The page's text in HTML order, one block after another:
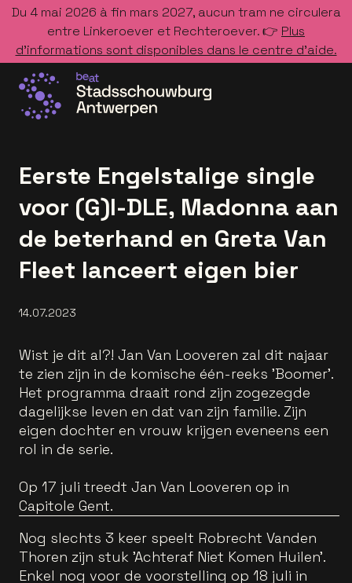
Du 4 mai 2026 à fin mars 2027, aucun tram ne circulera
entre Linkeroever et Rechteroever. 👉 Plus
d’informations sont disponibles dans le centre d’aide.
Eerste Engelstalige single
voor (G)I-DLE, Madonna aan
de beterhand en Greta Van
Fleet lanceert eigen bier
14.07.2023
Wist je dit al?! Jan Van Looveren zal dit najaar
te zien zijn in de komische één-reeks 'Boomer'.
Het programma draait rond zijn zogezegde
dagelijkse leven en dat van zijn familie. Zijn
eigen dochter en vrouw krijgen eveneens een
rol in de serie.
Op 17 juli treedt Jan Van Looveren op in
Capitole Gent.
Nog slechts 3 keer speelt Robrecht Vanden
Thoren zijn stuk 'Achteraf Niet Komen Huilen'.
Enkel nog voor de voorstelling op 18 juli in